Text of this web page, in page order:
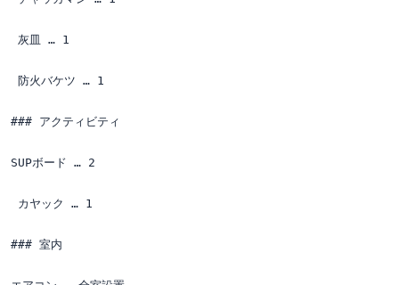
灰皿 … 1
防火バケツ … 1
### アクティビティ
SUPボード … 2
カヤック … 1
### 室内